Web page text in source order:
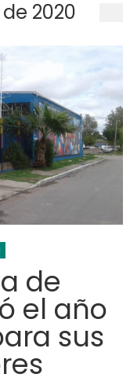
2020
de
el año
sus